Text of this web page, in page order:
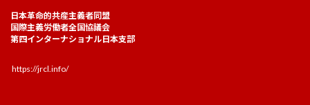
日本革命的共産主義者同盟
国際主義労働者全国協議会
第四インターナショナル日本支部
https://jrcl.info/